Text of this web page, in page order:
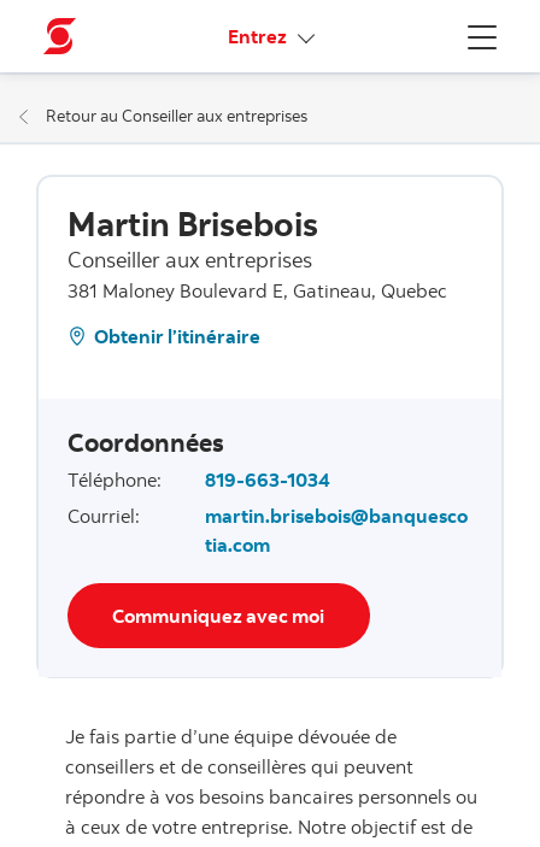
Menu
Entrez Liens connexes
Retour au Conseiller aux entreprises
Martin Brisebois
Conseiller aux entreprises
381 Maloney Boulevard E, Gatineau, Quebec
Obtenir l’itinéraire
Coordonnées
Téléphone:
819-663-1034
Courriel:
martin.brisebois@banquesco
tia.com
Communiquez avec moi
Je fais partie d’une équipe dévouée de
conseillers et de conseillères qui peuvent
répondre à vos besoins bancaires personnels ou
à ceux de votre entreprise. Notre objectif est de